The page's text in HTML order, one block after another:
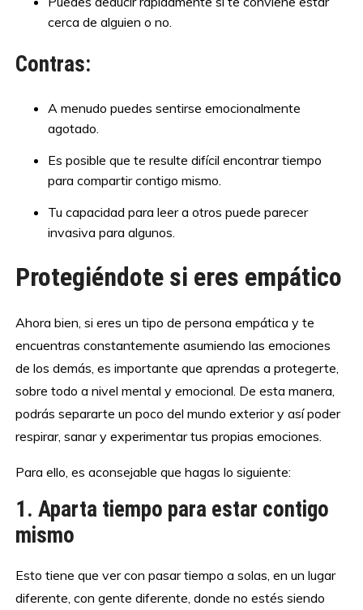
cerca de alguien o no.
Contras:
A menudo puedes sentirse emocionalmente
agotado.
Es posible que te resulte difícil encontrar tiempo
para compartir contigo mismo.
Tu capacidad para leer a otros puede parecer
invasiva para algunos.
Protegiéndote si eres empático
Ahora bien, si eres un tipo de persona empática y te
encuentras constantemente asumiendo las emociones
de los demás, es importante que aprendas a protegerte,
sobre todo a nivel mental y emocional. De esta manera,
podrás separarte un poco del mundo exterior y así poder
respirar, sanar y experimentar tus propias emociones.
Para ello, es aconsejable que hagas lo siguiente:
1. Aparta tiempo para estar contigo
mismo
Esto tiene que ver con pasar tiempo a solas, en un lugar
diferente, con gente diferente, donde no estés siendo